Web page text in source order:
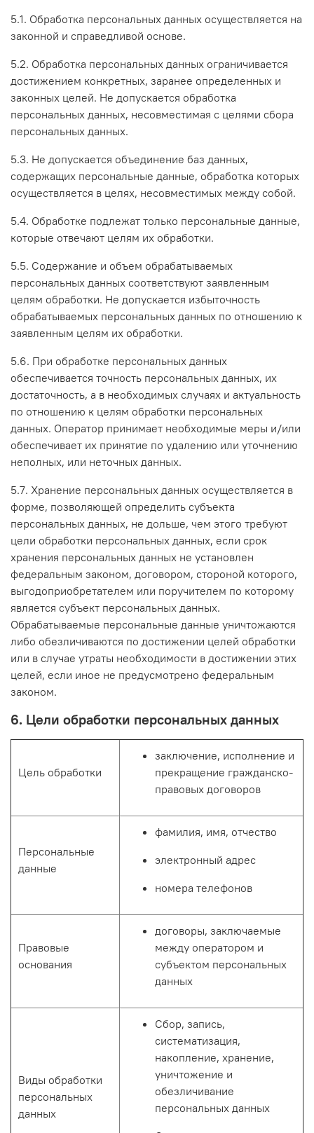
5.1. Обработка персональных данных осуществляется на
законной и справедливой основе.
5.2. Обработка персональных данных ограничивается
достижением конкретных, заранее определенных и
законных целей. Не допускается обработка
персональных данных, несовместимая с целями сбора
персональных данных.
5.3. Не допускается объединение баз данных,
содержащих персональные данные, обработка которых
осуществляется в целях, несовместимых между собой.
5.4. Обработке подлежат только персональные данные,
которые отвечают целям их обработки.
5.5. Содержание и объем обрабатываемых
персональных данных соответствуют заявленным
целям обработки. Не допускается избыточность
обрабатываемых персональных данных по отношению к
заявленным целям их обработки.
5.6. При обработке персональных данных
обеспечивается точность персональных данных, их
достаточность, а в необходимых случаях и актуальность
по отношению к целям обработки персональных
данных. Оператор принимает необходимые меры и/или
обеспечивает их принятие по удалению или уточнению
неполных, или неточных данных.
5.7. Хранение персональных данных осуществляется в
форме, позволяющей определить субъекта
персональных данных, не дольше, чем этого требуют
цели обработки персональных данных, если срок
хранения персональных данных не установлен
федеральным законом, договором, стороной которого,
выгодоприобретателем или поручителем по которому
является субъект персональных данных.
Обрабатываемые персональные данные уничтожаются
либо обезличиваются по достижении целей обработки
или в случае утраты необходимости в достижении этих
целей, если иное не предусмотрено федеральным
законом.
6. Цели обработки персональных данных
Цель обработки
заключение, исполнение и
прекращение гражданско-
правовых договоров
Персональные
данные
фамилия, имя, отчество
электронный адрес
номера телефонов
Правовые
основания
договоры, заключаемые
между оператором и
субъектом персональных
данных
Виды обработки
персональных
данных
Сбор, запись,
систематизация,
накопление, хранение,
уничтожение и
обезличивание
персональных данных